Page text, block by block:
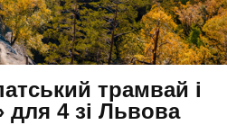
трамвай і
для 4 зі Львова